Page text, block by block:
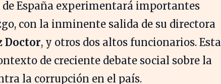
de España experimentará importantes
con la inminente salida de su directora
Doctor, y otros dos altos funcionarios. Esta
de creciente debate social sobre la
la corrupción en el país.